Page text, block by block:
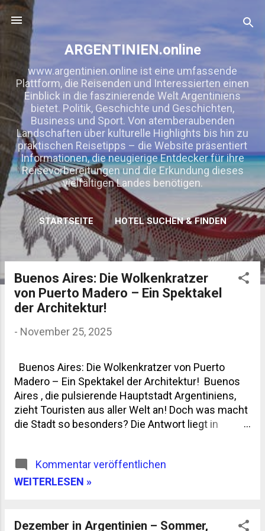
ARGENTINIEN.online
www.argentinien.online ist eine umfassende
Plattform, die Reisenden und Interessierten einen
Einblick in die faszinierende Welt Argentiniens
bietet. Politik, Geschichte und Geschichten,
Business und Sport. Von atemberaubenden
Landschaften über kulturelle Highlights bis hin zu
praktischen Reisetipps – die Website präsentiert
Informationen, die neugierige Entdecker für ihre
Reisevorbereitungen und die Erkundung dieses
vielfältigen Landes benötigen.
STARTSEITE HOTEL SUCHEN & FINDEN
MEHR… KOOPERATION/ WERBUNG/ LINKTAUSCH
PBuenos Aires: Die Wolkenkratzer
von Puerto Madero – Ein Spektakel
der Architektur!
- November 25, 2025
Buenos Aires: Die Wolkenkratzer von Puerto
Madero – Ein Spektakel der Architektur! Buenos
Aires , die pulsierende Hauptstadt Argentiniens,
zieht Touristen aus aller Welt an! Doch was macht
die Stadt so besonders? Die Antwort liegt in
Wolkenkratzer und atemberaubenden Aussichten
. Puerto Madero: Ein architektonisches
Wandel in Buenos Aires. Früher ein industrielles
Kommentar veröffentlichen
WEITERLESEN »
Dezember in Argentinien – Sommer,